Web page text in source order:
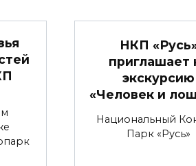
НКП
приглашает
экскурсию
«Человек и
Национальный
Парк «Русь»